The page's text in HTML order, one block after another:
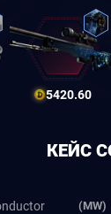
5420.60
КЕЙС
(MW)